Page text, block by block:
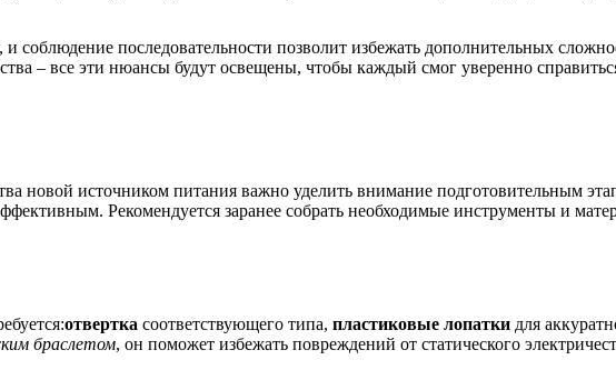
последовательности позволит избежать дополнительных
– все эти нюансы будут освещены, чтобы каждый смог уверенно
новой источником питания важно уделить внимание подготовительным
Рекомендуется заранее собрать необходимые инструменты и
отвертка соответствующего типа, пластиковые лопатки для
браслетом, он поможет избежать повреждений от статического